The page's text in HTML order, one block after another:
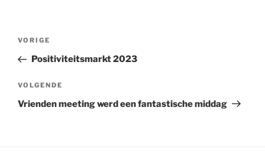
Bericht
Vorig
bericht
VORIGE
Positiviteitsmarkt 2023
Volgend
bericht
VOLGENDE
Vrienden meeting werd een fantastische middag